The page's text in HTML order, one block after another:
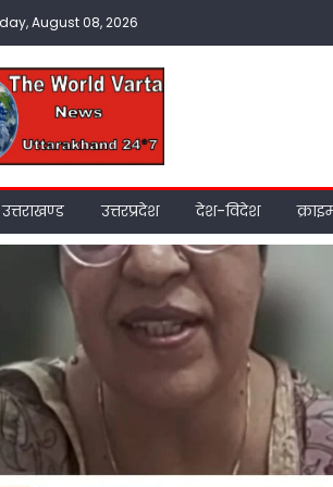
August 08, 2026
उत्तराखण्ड उत्तरप्रदेश देश-विदेश